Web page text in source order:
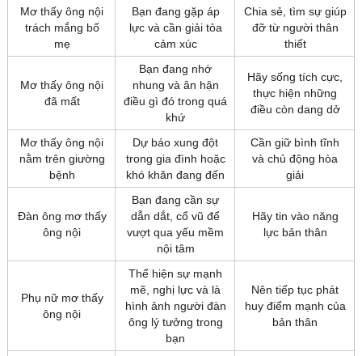
Mơ thấy ông nội
trách mắng bố
mẹ
Bạn đang gặp áp
lực và cần giải tỏa
cảm xúc
Chia sẻ, tìm sự giúp
đỡ từ người thân
thiết
Mơ thấy ông nội
đã mất
Bạn đang nhớ
nhung và ân hận
điều gì đó trong quá
khứ
Hãy sống tích cực,
thực hiện những
điều còn dang dở
Mơ thấy ông nội
nằm trên giường
bệnh
Dự báo xung đột
trong gia đình hoặc
khó khăn đang đến
Cần giữ bình tĩnh
và chủ động hòa
giải
Đàn ông mơ thấy
ông nội
Bạn đang cần sự
dẫn dắt, cổ vũ để
vượt qua yếu mềm
nội tâm
Hãy tin vào năng
lực bản thân
Phụ nữ mơ thấy
ông nội
Thể hiện sự mạnh
mẽ, nghị lực và là
hình ảnh người đàn
ông lý tưởng trong
bạn
Nên tiếp tục phát
huy điểm mạnh của
bản thân